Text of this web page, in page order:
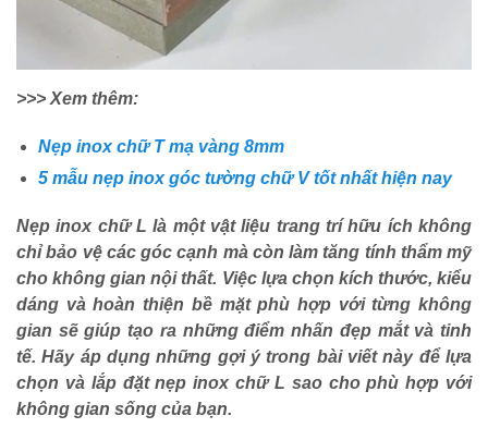
>>> Xem thêm:
Nẹp inox chữ T mạ vàng 8mm
5 mẫu nẹp inox góc tường chữ V tốt nhất hiện nay
Nẹp inox chữ L là một vật liệu trang trí hữu ích không
chỉ bảo vệ các góc cạnh mà còn làm tăng tính thẩm mỹ
cho không gian nội thất. Việc lựa chọn kích thước, kiểu
dáng và hoàn thiện bề mặt phù hợp với từng không
gian sẽ giúp tạo ra những điểm nhấn đẹp mắt và tinh
tế. Hãy áp dụng những gợi ý trong bài viết này để lựa
chọn và lắp đặt nẹp inox chữ L sao cho phù hợp với
không gian sống của bạn.